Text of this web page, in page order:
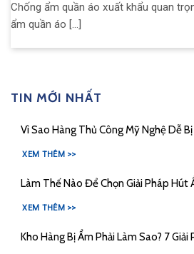
Chống ẩm quần áo xuất khẩu quan
ẩm quần áo [...]
TIN MỚI NHẤT
Vì Sao Hàng Thủ Công Mỹ Nghệ Dễ
XEM THÊM >>
Làm Thế Nào Để Chọn Giải Pháp Hút
XEM THÊM >>
Kho Hàng Bị Ẩm Phải Làm Sao? 7